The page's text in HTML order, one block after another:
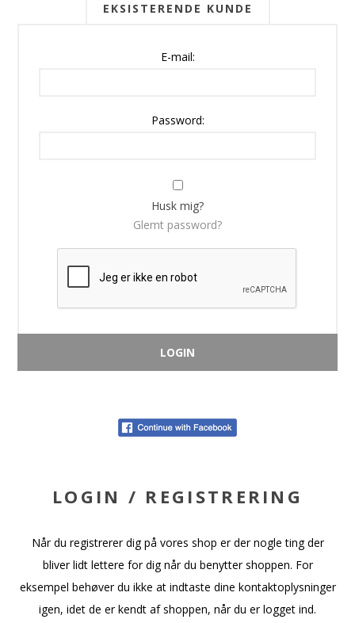
EKSISTERENDE KUNDE
E-mail:
Password:
Husk mig?
Glemt password?
LOGIN / REGISTRERING
Når du registrerer dig på vores shop er der nogle ting der
bliver lidt lettere for dig når du benytter shoppen. For
eksempel behøver du ikke at indtaste dine kontaktoplysninger
igen, idet de er kendt af shoppen, når du er logget ind.